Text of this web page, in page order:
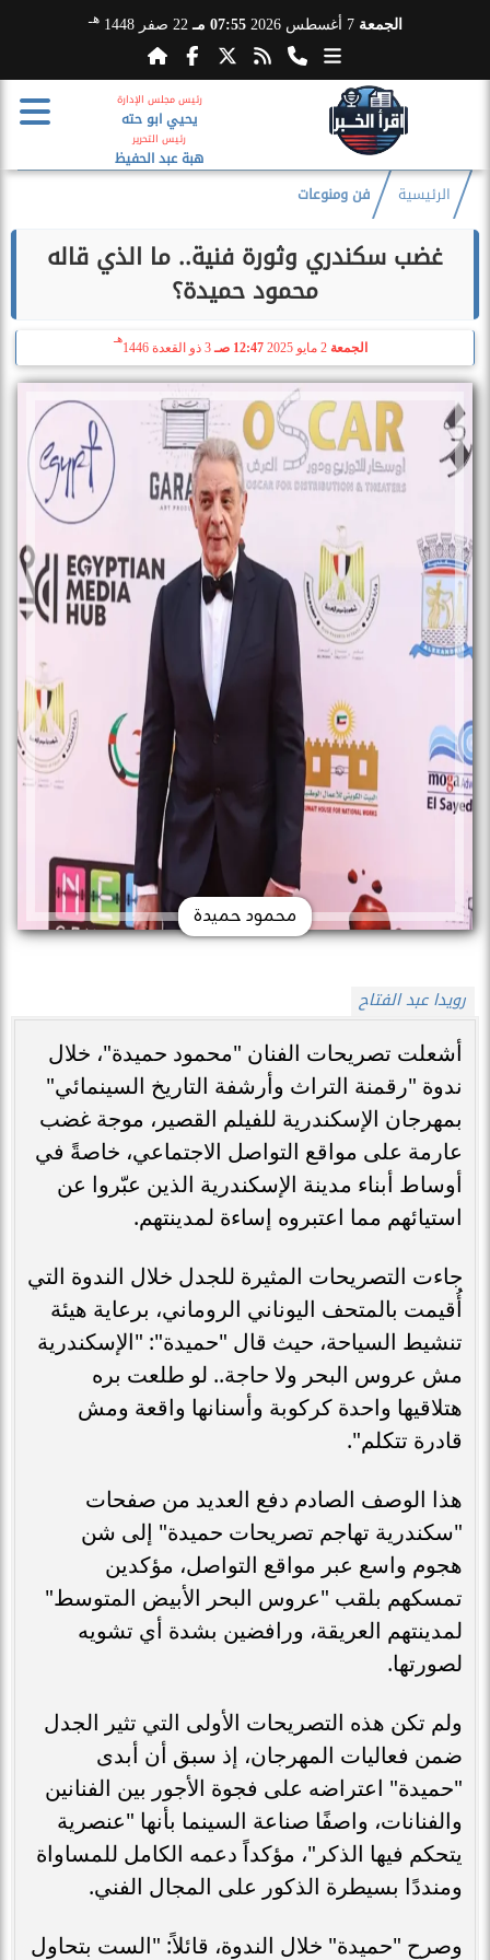
الجمعة 7 أغسطس 2026 07:55 مـ 22 صفر 1448 هـ
رئيس مجلس الإدارة
يحيي ابو حته
رئيس التحرير
هبة عبد الحفيظ
الرئيسية فن ومنوعات
غضب سكندري وثورة فنية.. ما الذي قاله
محمود حميدة؟
الجمعة 12:47 صـ 3 ذو القعدة 1446
هـ
محمود حميدة
رويدا عبد الفتاح
أشعلت تصريحات الفنان "محمود حميدة"، خلال
ندوة "رقمنة التراث وأرشفة التاريخ السينمائي"
بمهرجان الإسكندرية للفيلم القصير، موجة غضب
عارمة على مواقع التواصل الاجتماعي، خاصةً في
أوساط أبناء مدينة الإسكندرية الذين عبّروا عن
استيائهم مما اعتبروه إساءة لمدينتهم.
جاءت التصريحات المثيرة للجدل خلال الندوة التي
أُقيمت بالمتحف اليوناني الروماني، برعاية هيئة
تنشيط السياحة، حيث قال "حميدة": "الإسكندرية
مش عروس البحر ولا حاجة.. لو طلعت بره
هتلاقيها واحدة كركوبة وأسنانها واقعة ومش
قادرة تتكلم".
هذا الوصف الصادم دفع العديد من صفحات
"سكندرية تهاجم تصريحات حميدة" إلى شن
هجوم واسع عبر مواقع التواصل، مؤكدين
تمسكهم بلقب "عروس البحر الأبيض المتوسط"
لمدينتهم العريقة، ورافضين بشدة أي تشويه
لصورتها.
ولم تكن هذه التصريحات الأولى التي تثير الجدل
ضمن فعاليات المهرجان، إذ سبق أن أبدى
"حميدة" اعتراضه على فجوة الأجور بين الفنانين
والفنانات، واصفًا صناعة السينما بأنها "عنصرية
يتحكم فيها الذكر"، مؤكداً دعمه الكامل للمساواة
ومنددًا بسيطرة الذكور على المجال الفني.
وصرح "حميدة" خلال الندوة، قائلاً: "الست بتحاول